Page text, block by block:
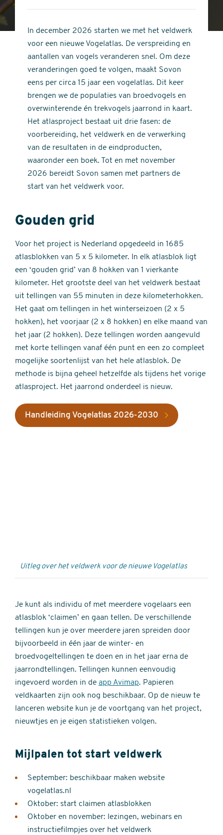
stars
of
stars
In december 2026 starten we met het veldwerk
voor een nieuwe Vogelatlas. De verspreiding en
aantallen van vogels veranderen snel. Om deze
veranderingen goed te volgen, maakt Sovon
eens per circa 15 jaar een vogelatlas. Dit keer
brengen we de populaties van broedvogels en
overwinterende én trekvogels jaarrond in kaart.
Het atlasproject bestaat uit drie fasen: de
voorbereiding, het veldwerk en de verwerking
van de resultaten in de eindproducten,
waaronder een boek. Tot en met november
2026 bereidt Sovon samen met partners de
start van het veldwerk voor.
Gouden grid
Voor het project is Nederland opgedeeld in 1685
atlasblokken van 5 x 5 kilometer. In elk atlasblok ligt
een ‘gouden grid’ van 8 hokken van 1 vierkante
kilometer. Het grootste deel van het veldwerk bestaat
uit tellingen van 55 minuten in deze kilometerhokken.
Het gaat om tellingen in het winterseizoen (2 x 5
hokken), het voorjaar (2 x 8 hokken) en elke maand van
het jaar (2 hokken). Deze tellingen worden aangevuld
met korte tellingen vanaf één punt en een zo compleet
mogelijke soortenlijst van het hele atlasblok. De
methode is bijna geheel hetzelfde als tijdens het vorige
atlasproject. Het jaarrond onderdeel is nieuw.
Handleiding Vogelatlas 2026-2030
Uitleg over het veldwerk voor de nieuwe Vogelatlas
Je kunt als individu of met meerdere vogelaars een
atlasblok ‘claimen’ en gaan tellen. De verschillende
tellingen kun je over meerdere jaren spreiden door
bijvoorbeeld in één jaar de winter- en
broedvogeltellingen te doen en in het jaar erna de
jaarrondtellingen. Tellingen kunnen eenvoudig
ingevoerd worden in de app Avimap. Papieren
veldkaarten zijn ook nog beschikbaar. Op de nieuw te
lanceren website kun je de voortgang van het project,
nieuwtjes en je eigen statistieken volgen.
Mijlpalen tot start veldwerk
September: beschikbaar maken website
vogelatlas.nl
Oktober: start claimen atlasblokken
Oktober en november: lezingen, webinars en
instructiefilmpjes over het veldwerk